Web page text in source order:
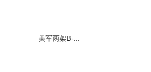
美军两架B-...